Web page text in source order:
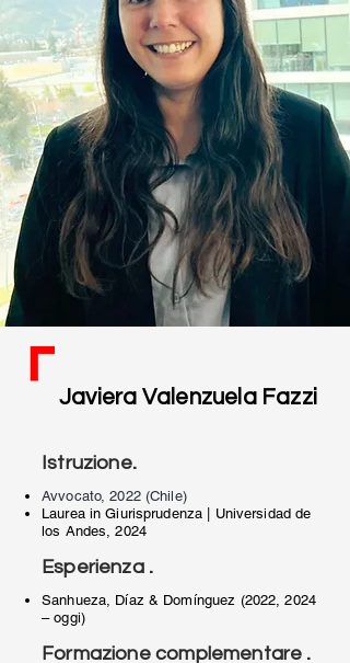
Javiera Valenzuela Fazzi
Istruzione.
Avvocato, 2022 (Chile)
Laurea in Giurisprudenza | Universidad de
los Andes, 2024
Esperienza .
Sanhueza, Díaz & Domínguez (2022, 2024
– oggi)
Formazione complementare .